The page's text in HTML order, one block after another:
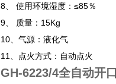
8、 使用环境湿度：
9、 质量：15Kg
10、气源：液化气
11、点火方式：自动点火
GH-6223/4全自动开